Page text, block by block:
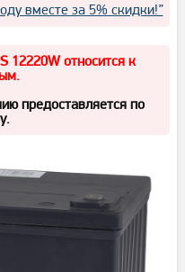
вместе за 5% скидки!”
12220W относится к
предоставляется по